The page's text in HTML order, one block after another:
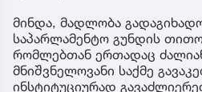
მინდა, მადლობა
საპარლამენტო გუნდის
რომლებთან ერთადაც
მნიშვნელოვანი საქმე
ინსტიტუციურად